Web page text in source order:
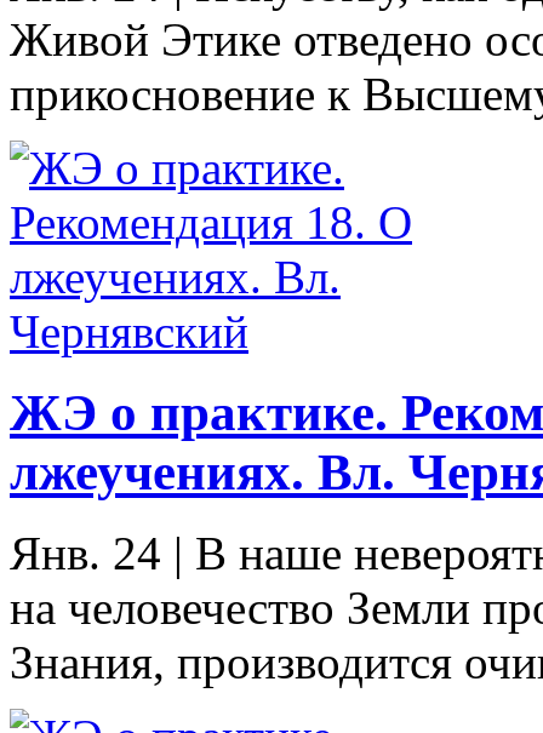
Живой Этике отведено
прикосновение к
ЖЭ о практике.
лжеучениях. Вл.
Янв. 24 | В наше
на человечество Земли
Знания, производится